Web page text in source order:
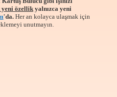
özellikyalnızca yeni
'da. Her an kolayca ulaşmak için
unutmayın.